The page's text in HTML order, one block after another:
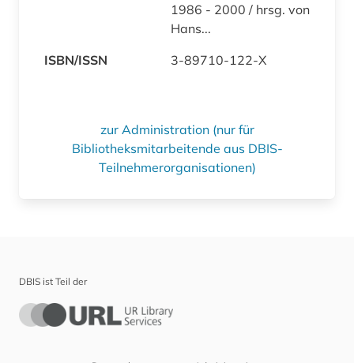
1986 - 2000 / hrsg. von
Hans...
ISBN/ISSN
3-89710-122-X
zur Administration (nur für
Bibliotheksmitarbeitende aus DBIS-
Teilnehmerorganisationen)
DBIS ist Teil der